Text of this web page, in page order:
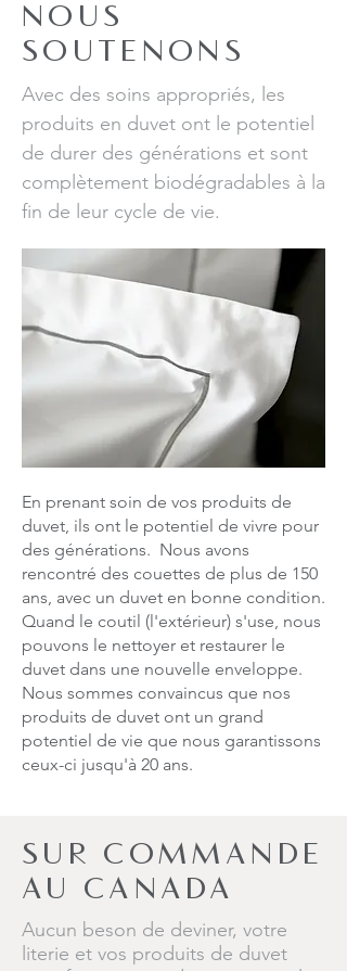
NOUS
SOUTENONS
Avec des soins appropriés, les
produits en duvet ont le potentiel
de durer des générations et sont
complètement biodégradables à la
fin de leur cycle de vie.
En prenant soin de vos produits de
duvet, ils ont le potentiel de vivre pour
des générations. Nous avons
rencontré des couettes de plus de 150
ans, avec un duvet en bonne condition.
Quand le coutil (l'extérieur) s'use, nous
pouvons le nettoyer et restaurer le
duvet dans une nouvelle enveloppe.
Nous sommes convaincus que nos
produits de duvet ont un grand
potentiel de vie que nous garantissons
ceux-ci jusqu'à 20 ans.
SUR COMMANDE
AU CANADA
Aucun beson de deviner, votre
literie et vos produits de duvet